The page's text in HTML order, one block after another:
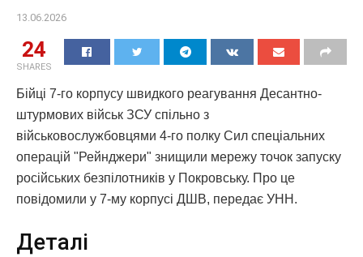
13.06.2026
24
SHARES
Бійці 7-го корпусу швидкого реагування Десантно-
штурмових військ ЗСУ спільно з
військовослужбовцями 4-го полку Сил спеціальних
операцій "Рейнджери" знищили мережу точок запуску
російських безпілотників у Покровську. Про це
повідомили у 7-му корпусі ДШВ, передає УНН.
Деталі